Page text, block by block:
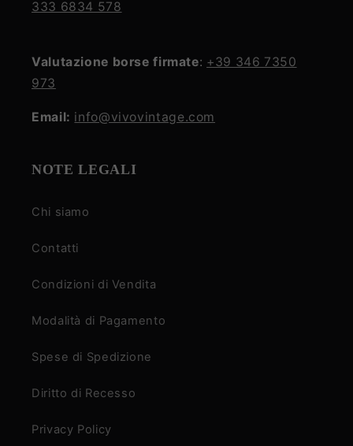
333 6834 578
Valutazione borse firmate: +39 346 7350
973
Email: info@vivovintage.com
NOTE LEGALI
Chi siamo
Contatti
Condizioni di Vendita
Modalità di Pagamento
Spese di Spedizione
Diritto di Recesso
Privacy Policy